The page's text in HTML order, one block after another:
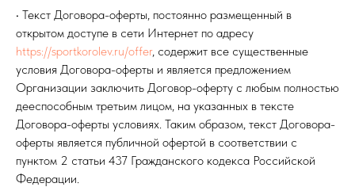
• Текст Договора-оферты, постоянно размещенный в
открытом доступе в сети Интернет по адресу
https://sportkorolev.ru/offer, содержит все существенные
условия Договора-оферты и является предложением
Организации заключить Договор-оферту с любым полностью
дееспособным третьим лицом, на указанных в тексте
Договора-оферты условиях. Таким образом, текст Договора-
оферты является публичной офертой в соответствии с
пунктом 2 статьи 437 Гражданского кодекса Российской
Федерации.